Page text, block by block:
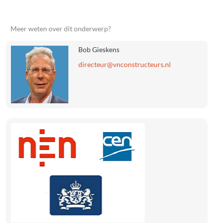
Meer weten over dit onderwerp?
Bob Gieskens
ln.sruetcurtsnocnv
@ruetcerid